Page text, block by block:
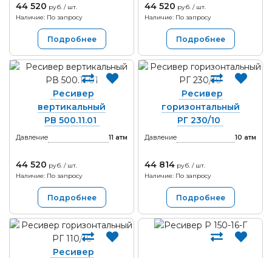
44 520 руб. / шт.
Наличие: По запросу
Подробнее
44 520 руб. / шт.
Наличие: По запросу
Подробнее
Ресивер
вертикальный
РВ 500.11.01
Давление 11 атм
44 520 руб. / шт.
Наличие: По запросу
Подробнее
Ресивер
горизонтальный
РГ 230/10
Давление 10 атм
44 814 руб. / шт.
Наличие: По запросу
Подробнее
Ресивер